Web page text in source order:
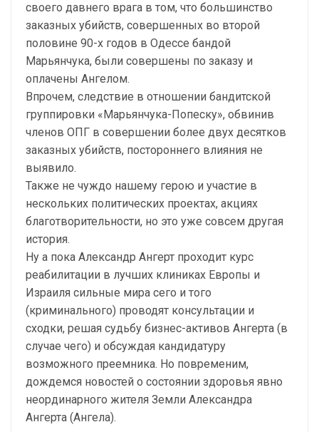
своего давнего врага в том, что большинство
заказных убийств, совершенных во второй
половине 90-х годов в Одессе бандой
Марьянчука, были совершены по заказу и
оплачены Ангелом.
Впрочем, следствие в отношении бандитской
группировки «Марьянчука-Попеску», обвинив
членов ОПГ в совершении более двух десятков
заказных убийств, постороннего влияния не
выявило.
Также не чуждо нашему герою и участие в
нескольких политических проектах, акциях
благотворительности, но это уже совсем другая
история.
Ну а пока Александр Ангерт проходит курс
реабилитации в лучших клиниках Европы и
Израиля сильные мира сего и того
(криминального) проводят консультации и
сходки, решая судьбу бизнес-активов Ангерта (в
случае чего) и обсуждая кандидатуру
возможного преемника. Но повременим,
дождемся новостей о состоянии здоровья явно
неординарного жителя Земли Александра
Ангерта (Ангела).